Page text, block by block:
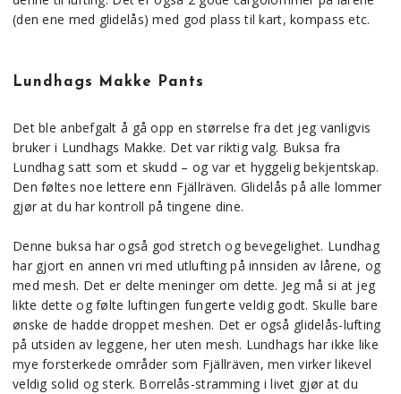
(den ene med glidelås) med god plass til kart, kompass etc.
Lundhags Makke Pants
Det ble anbefgalt å gå opp en størrelse fra det jeg vanligvis
bruker i Lundhags Makke. Det var riktig valg. Buksa fra
Lundhag satt som et skudd – og var et hyggelig bekjentskap.
Den føltes noe lettere enn Fjällräven. Glidelås på alle lommer
gjør at du har kontroll på tingene dine.
Denne buksa har også god stretch og bevegelighet. Lundhag
har gjort en annen vri med utlufting på innsiden av lårene, og
med mesh. Det er delte meninger om dette. Jeg må si at jeg
likte dette og følte luftingen fungerte veldig godt. Skulle bare
ønske de hadde droppet meshen. Det er også glidelås-lufting
på utsiden av leggene, her uten mesh. Lundhags har ikke like
mye forsterkede områder som Fjällräven, men virker likevel
veldig solid og sterk. Borrelås-stramming i livet gjør at du